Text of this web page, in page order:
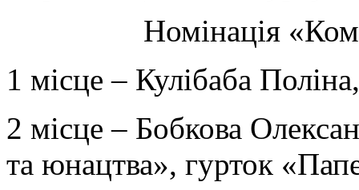
Номінація
1 місце – Кулібаба
2 місце – Бобкова
та юнацтва», гурток